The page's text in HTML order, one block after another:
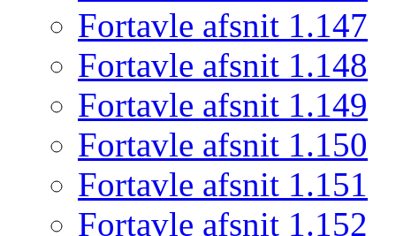
Fortavle afsnit 1.147
Fortavle afsnit 1.148
Fortavle afsnit 1.149
Fortavle afsnit 1.150
Fortavle afsnit 1.151
Fortavle afsnit 1.152